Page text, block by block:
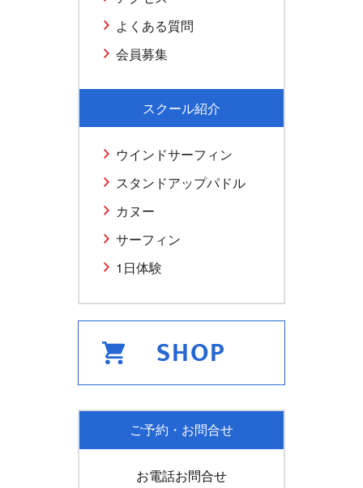
よくある質問
会員募集
スクール紹介
ウインドサーフィン
スタンドアップパドル
カヌー
サーフィン
1日体験
ご予約・お問合せ
お電話お問合せ